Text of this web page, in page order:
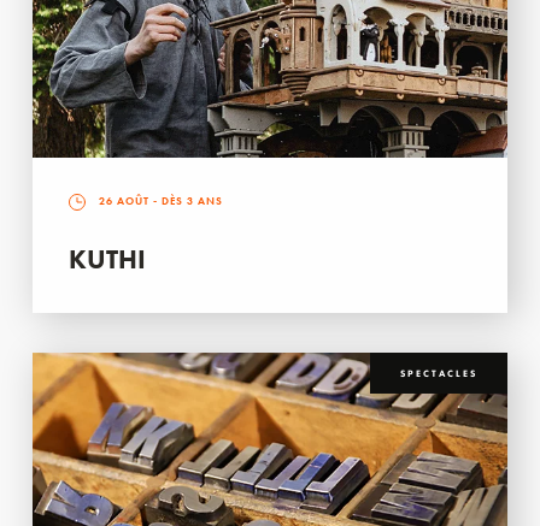
26 AOÛT - DÈS 3 ANS
KUTHI
SPECTACLES